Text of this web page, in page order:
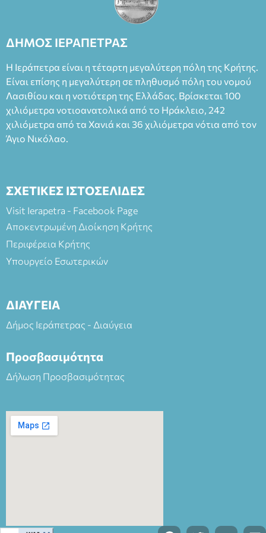
ΔΗΜΟΣ ΙΕΡΑΠΕΤΡΑΣ
Η Ιεράπετρα είναι η τέταρτη μεγαλύτερη πόλη της Κρήτης.
Είναι επίσης η μεγαλύτερη σε πληθυσμό πόλη του νομού
Λασιθίου και η νοτιότερη της Ελλάδας. Βρίσκεται 100
χιλιόμετρα νοτιοανατολικά από το Ηράκλειο, 242
χιλιόμετρα από τα Χανιά και 36 χιλιόμετρα νότια από τον
Άγιο Νικόλαο.
ΣΧΕΤΙΚΕΣ ΙΣΤΟΣΕΛΙΔΕΣ
Visit Ierapetra - Facebook Page
Αποκεντρωμένη Διοίκηση Κρήτης
Περιφέρεια Κρήτης
Υπουργείο Εσωτερικών
ΔΙΑΥΓΕΙΑ
Δήμος Ιεράπετρας - Διαύγεια
Προσβασιμότητα
Δήλωση Προσβασιμότητας